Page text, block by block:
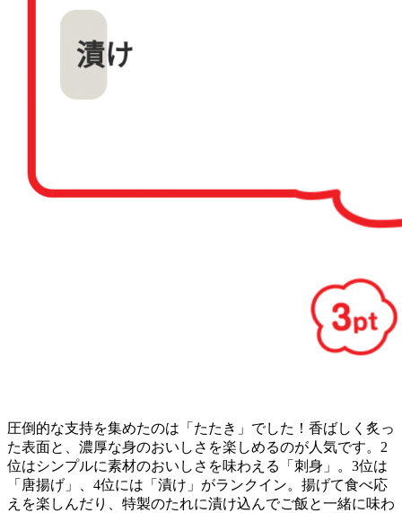
圧倒的な支持を集めたのは「たたき」でした！香ばしく炙っ
た表面と、濃厚な身のおいしさを楽しめるのが人気です。2
位はシンプルに素材のおいしさを味わえる「刺身」。3位は
「唐揚げ」、4位には「漬け」がランクイン。揚げて食べ応
えを楽しんだり、特製のたれに漬け込んでご飯と一緒に味わ